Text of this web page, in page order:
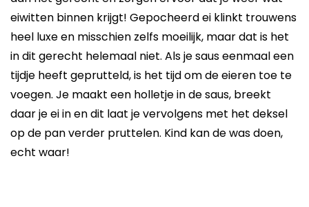
eiwitten binnen krijgt! Gepocheerd ei klinkt trouwens
heel luxe en misschien zelfs moeilijk, maar dat is het
in dit gerecht helemaal niet. Als je saus eenmaal een
tijdje heeft geprutteld, is het tijd om de eieren toe te
voegen. Je maakt een holletje in de saus, breekt
daar je ei in en dit laat je vervolgens met het deksel
op de pan verder pruttelen. Kind kan de was doen,
echt waar!